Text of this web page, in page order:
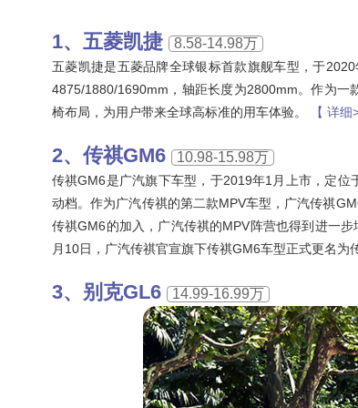
五菱凯捷 8.58-14.98万
五菱凯捷是五菱品牌全球银标首款旗舰车型，于
4875/1880/1690mm，轴距长度为2800mm。作为一
椅布局，为用户带来全球高标准的用车体验。
【 详细
传祺GM6 10.98-15.98万
传祺GM6是广汽旗下车型，于2019年1月上市，定
动档。作为广汽传祺的第二款MPV车型，广汽传祺
传祺GM6的加入，广汽传祺的MPV阵营也得到进一
月10日，广汽传祺官宣旗下传祺GM6车型正式更名为
别克GL6 14.99-16.99万